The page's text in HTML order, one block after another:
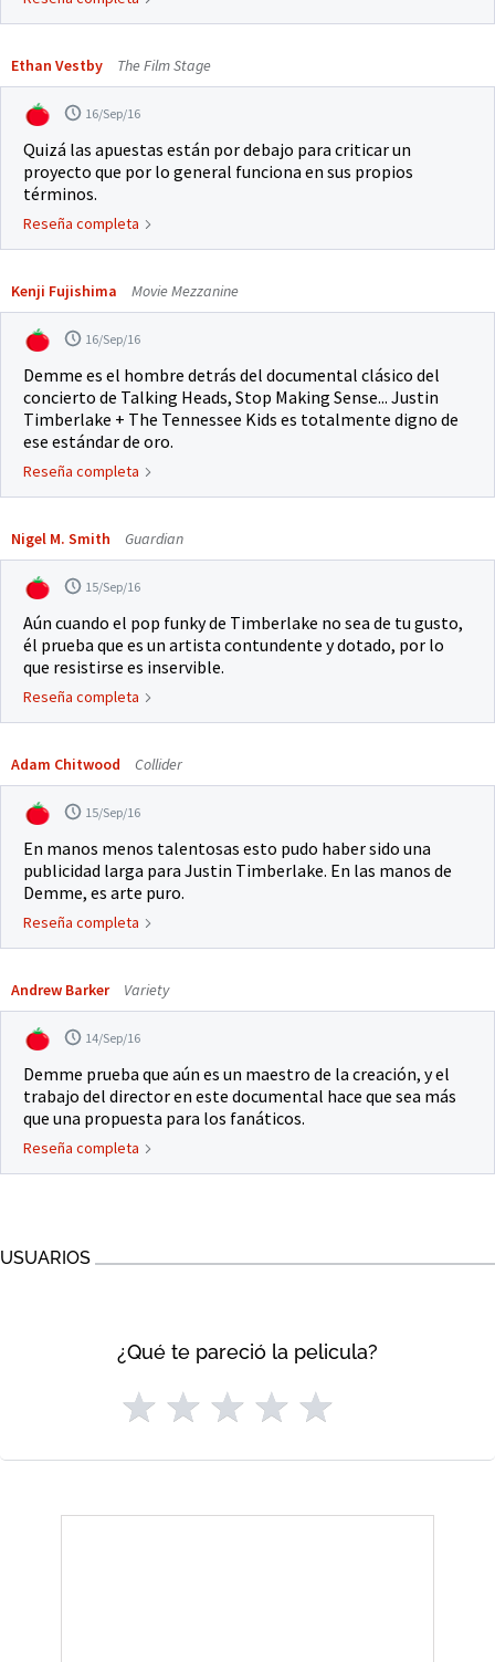
Ethan Vestby The Film Stage
16/Sep/16
Quizá las apuestas están por debajo para criticar un
proyecto que por lo general funciona en sus propios
términos.
Reseña completa
Kenji Fujishima Movie Mezzanine
16/Sep/16
Demme es el hombre detrás del documental clásico del
concierto de Talking Heads, Stop Making Sense... Justin
Timberlake + The Tennessee Kids es totalmente digno de
ese estándar de oro.
Reseña completa
Nigel M. Smith Guardian
15/Sep/16
Aún cuando el pop funky de Timberlake no sea de tu gusto,
él prueba que es un artista contundente y dotado, por lo
que resistirse es inservible.
Reseña completa
Adam Chitwood Collider
15/Sep/16
En manos menos talentosas esto pudo haber sido una
publicidad larga para Justin Timberlake. En las manos de
Demme, es arte puro.
Reseña completa
Andrew Barker Variety
14/Sep/16
Demme prueba que aún es un maestro de la creación, y el
trabajo del director en este documental hace que sea más
que una propuesta para los fanáticos.
Reseña completa
USUARIOS
¿Qué te pareció la pelicula?